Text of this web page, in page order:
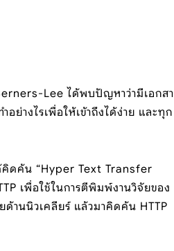
Lee ได้พบปัญหาว่ามีเอกส
อย่างไรเพื่อให้เข้าถึงได้ง่าย และทุก
ดค้น “Hyper Text Transfer
เพื่อใช้ในการตีพิมพ์งานวิจัยของ
ด้านนิวเคลียร์ แล้วมาคิดค้น HTTP